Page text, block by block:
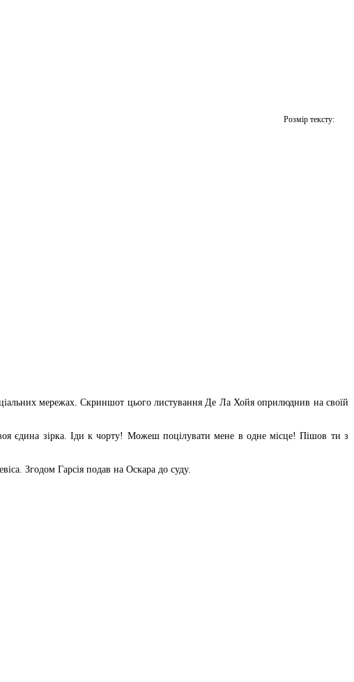
Розмір тексту:
мережах. Скриншот цього листування Де Ла Хойя оприлюднив на своїй
єдина зірка. Іди к чорту! Можеш поцілувати мене в одне місце! Пішов ти з
Згодом Гарсія подав на Оскара до суду.